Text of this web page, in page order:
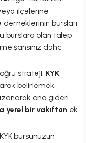
ilçelerine
derneklerinin bursları
burslara olan talep
şansınız daha
strateji; KYK
belirlemek,
ana gideri
yerel bir vakıftan ek
KYK bursunuzun